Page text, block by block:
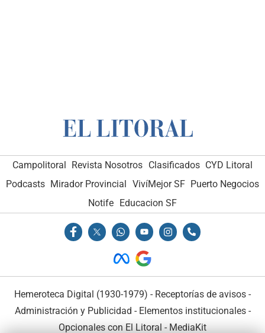
Campolitoral Revista Nosotros Clasificados CYD Litoral
Podcasts Mirador Provincial VivíMejor SF Puerto Negocios
Notife Educacion SF
Hemeroteca Digital (1930-1979) - Receptorías de avisos -
Administración y Publicidad - Elementos institucionales-
Opcionales con El Litoral - MediaKit